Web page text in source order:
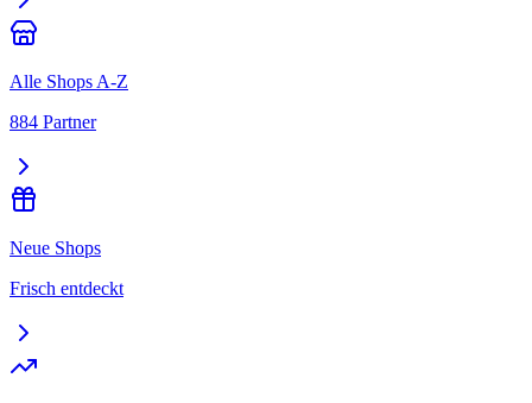
Alle Shops A-Z
884 Partner
Neue Shops
Frisch entdeckt